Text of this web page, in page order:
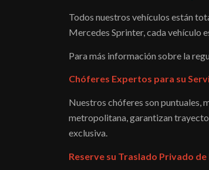
Todos nuestros vehículos están
Mercedes Sprinter, cada vehículo
Para más información sobre la
Chóferes Expertos para su
Nuestros chóferes son puntuales,
metropolitana, garantizan
exclusiva.
Reserve su Traslado Privado